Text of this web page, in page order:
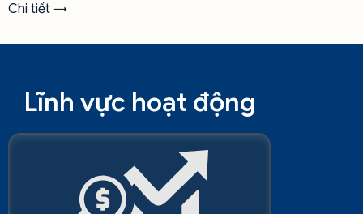
Chi tiết →
Lĩnh vực hoạt động